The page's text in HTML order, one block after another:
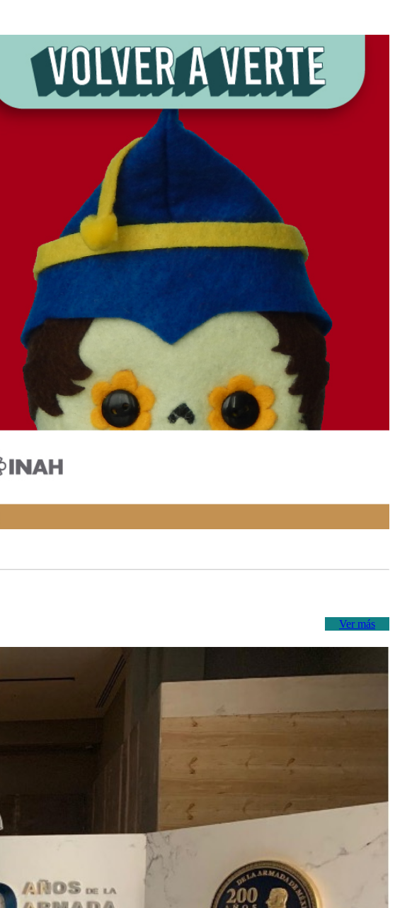
Ver más